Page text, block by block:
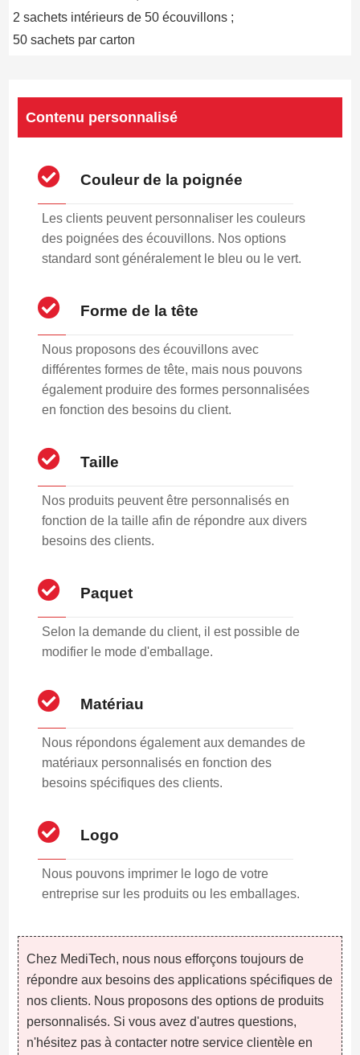
2 sachets intérieurs de 50 écouvillons ;
50 sachets par carton
Contenu personnalisé
Couleur de la poignée
Les clients peuvent personnaliser les couleurs
des poignées des écouvillons. Nos options
standard sont généralement le bleu ou le vert.
Forme de la tête
Nous proposons des écouvillons avec
différentes formes de tête, mais nous pouvons
également produire des formes personnalisées
en fonction des besoins du client.
Taille
Nos produits peuvent être personnalisés en
fonction de la taille afin de répondre aux divers
besoins des clients.
Paquet
Selon la demande du client, il est possible de
modifier le mode d'emballage.
Matériau
Nous répondons également aux demandes de
matériaux personnalisés en fonction des
besoins spécifiques des clients.
Logo
Nous pouvons imprimer le logo de votre
entreprise sur les produits ou les emballages.
Chez MediTech, nous nous efforçons toujours de
répondre aux besoins des applications spécifiques de
nos clients. Nous proposons des options de produits
personnalisés. Si vous avez d'autres questions,
n'hésitez pas à contacter notre service clientèle en